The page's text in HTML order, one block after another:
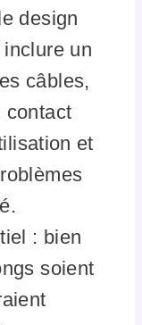
design
un
câbles,
contact
et
: bien
soient